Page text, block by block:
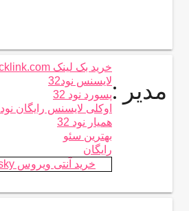
مدیر :
خرید بک لینک behtarinbacklink.com
لایسنس نود32
پسورد نود 32
اوکلی لایسنس رایگان نود 32
همیار نود 32
بهترین سئو
رایگان
خرید آنتی ویروس Kaspersky